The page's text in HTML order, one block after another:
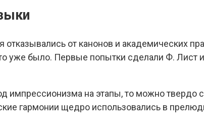
отказывались от канонов и академических
уже было. Первые попытки сделали Ф. Лист
импрессионизма на этапы, то можно твердо
гармонии щедро использовались в